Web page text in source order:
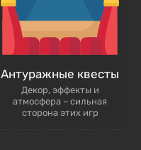
Антуражные квесты
Декор, эффекты и
атмосфера – сильная
сторона этих игр